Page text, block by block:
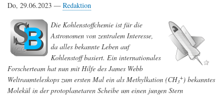
Do, 29.06.2023 — Redaktion
Die Kohlenstoffchemie ist für die
Astronomen von zentralem Interesse,
da alles bekannte Leben auf
Kohlenstoff basiert. Ein internationales
Forscherteam hat nun mit Hilfe des James Webb
Weltraumteleskops zum ersten Mal ein als Methylkation (CH3
+) bekanntes
Molekül in der protoplanetaren Scheibe um einen jungen Stern